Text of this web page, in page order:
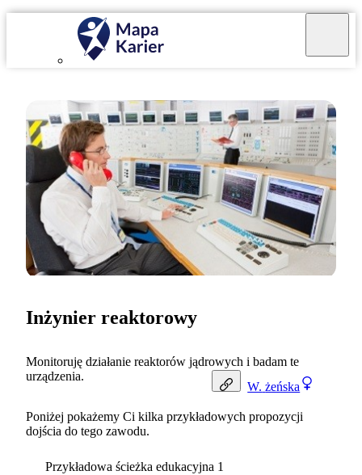
W. żeńska
Inżynier reaktorowy
Monitoruję działanie reaktorów jądrowych i badam te
urządzenia.
Poniżej pokażemy Ci kilka przykładowych propozycji
dojścia do tego zawodu.
Przykładowa ścieżka edukacyjna 1